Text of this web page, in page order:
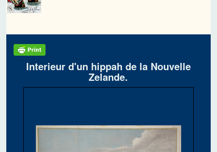
Interieur d'un hippah de la Nouvelle
Zelande.